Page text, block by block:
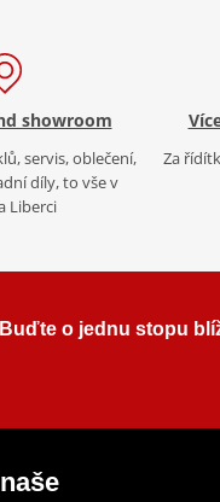
showroom
servis, oblečení,
díly, to vše v
Liberci
Za
Buďte o jednu stopu